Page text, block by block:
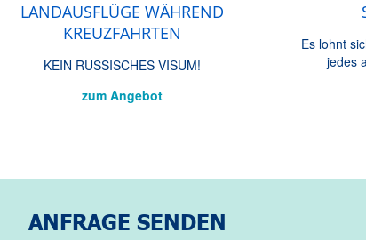
LANDAUSFLÜGE WÄHREND
KREUZFAHRTEN
KEIN RUSSISCHES VISUM!
zum Angebot
Es lohnt
jedes
ANFRAGE SENDEN